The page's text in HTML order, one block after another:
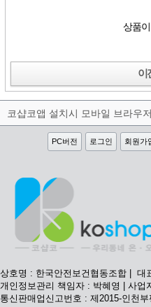
상품
이
PC버전 로그인 회원가
상호명 : 한국안전보건협동조합 | 대
개인정보관리 책임자 : 박혜영 | 사업
통신판매업신고번호 : 제2015-인천부